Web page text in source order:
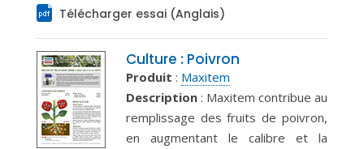
Télécharger essai (Anglais)
Culture : Poivron
Produit : Maxitem
Description : Maxitem contribue au
remplissage des fruits de poivron,
en augmentant le calibre et la